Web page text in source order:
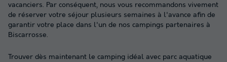
vacanciers. Par conséquent, nous vous recommandons vivement
de réserver votre séjour plusieurs semaines à l'avance afin de
garantir votre place dans l'un de nos campings partenaires à
Biscarrosse.
Trouver dès maintenant le camping idéal avec parc aquatique